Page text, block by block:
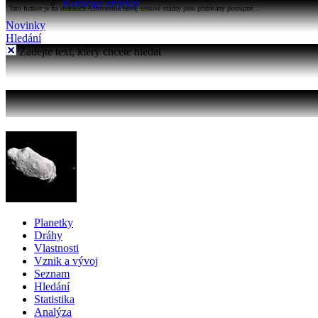
Katalogy objektů
Tato funkce je na stránkách Astronomia nová, testové otázky jsou přidávány postupně...
Novinky
Hledání
Zadejte text, který chcete hledat
Planetky
Dráhy
Vlastnosti
Vznik a vývoj
Seznam
Hledání
Statistika
Analýza